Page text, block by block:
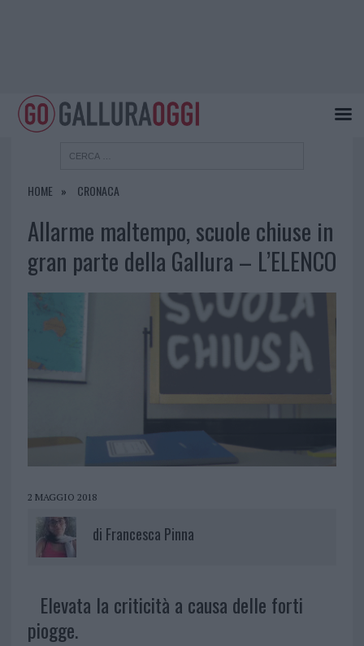
HOME CRONACA
Allarme maltempo, scuole chiuse in
gran parte della Gallura – L’ELENCO
2 MAGGIO 2018
di Francesca Pinna
Elevata la criticità a causa delle forti
piogge.